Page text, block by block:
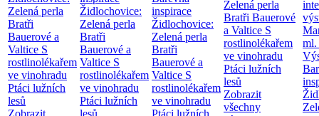
Zelená perla
Bratři
Bauerové a
Valtice S
rostlinolékařem
ve vinohradu
Ptáci lužních
lesů
Židlochovice:
Zelená perla
Bratři
Bauerové a
Valtice S
rostlinolékařem
ve vinohradu
Ptáci lužních
inspirace
Židlochovice:
Zelená perla
Bratři
Bauerové a
Valtice S
rostlinolékařem
ve vinohradu
Zelená perla
Bratři Bauerové
a Valtice S
rostlinolékařem
ve vinohradu
Ptáci lužních
lesů
Zobrazit
všechny
ml.